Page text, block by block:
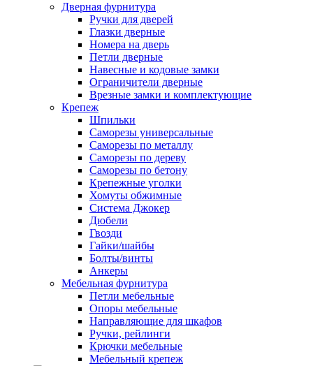
Дверная фурнитура
Ручки для дверей
Глазки дверные
Номера на дверь
Петли дверные
Навесные и кодовые замки
Ограничители дверные
Врезные замки и комплектующие
Крепеж
Шпильки
Саморезы универсальные
Саморезы по металлу
Саморезы по дереву
Саморезы по бетону
Крепежные уголки
Хомуты обжимные
Система Джокер
Дюбели
Гвозди
Гайки/шайбы
Болты/винты
Анкеры
Мебельная фурнитура
Петли мебельные
Опоры мебельные
Направляющие для шкафов
Ручки, рейлинги
Крючки мебельные
Мебельный крепеж